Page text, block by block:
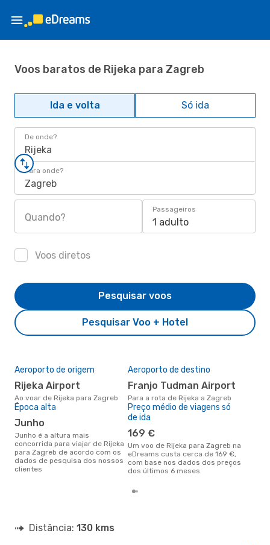
Voos baratos de Rijeka para Zagreb
Ida e volta Só ida
De onde?
Rijeka
Para onde?
Zagreb
Quando?
Passageiros
1 adulto
Voos diretos
Pesquisar Voo + Hotel
Pesquisar voos
Aeroporto de origem
Rijeka Airport
Ao voar de Rijeka para Zagreb
Aeroporto de destino
Franjo Tudman Airport
Para a rota de Rijeka a Zagreb
Época alta
junho
junho é a altura mais
concorrida para viajar de Rijeka
para Zagreb de acordo com os
dados de pesquisa dos nossos
clientes
Preço médio de viagens só
de ida
169 €
Um voo de Rijeka para Zagreb na
eDreams custa cerca de 169 €,
com base nos dados dos preços
dos últimos 6 meses
Distância: 130 kms